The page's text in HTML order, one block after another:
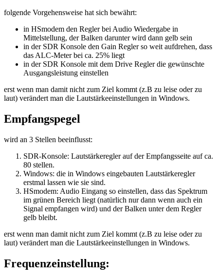
folgende Vorgehensweise hat sich bewährt:
in HSmodem den Regler bei Audio Wiedergabe in
Mittelstellung, der Balken darunter wird dann gelb sein
in der SDR Konsole den Gain Regler so weit aufdrehen, dass
das ALC-Meter bei ca. 25% liegt
in der SDR Konsole mit dem Drive Regler die gewünschte
Ausgangsleistung einstellen
erst wenn man damit nicht zum Ziel kommt (z.B zu leise oder zu
laut) verändert man die Lautstärkeeinstellungen in Windows.
Empfangspegel
wird an 3 Stellen beeinflusst:
SDR-Konsole: Lautstärkeregler auf der Empfangsseite auf ca.
80 stellen.
Windows: die in Windows eingebauten Lautstärkeregler
erstmal lassen wie sie sind.
HSmodem: Audio Eingang so einstellen, dass das Spektrum
im grünen Bereich liegt (natürlich nur dann wenn auch ein
Signal empfangen wird) und der Balken unter dem Regler
gelb bleibt.
erst wenn man damit nicht zum Ziel kommt (z.B zu leise oder zu
laut) verändert man die Lautstärkeeinstellungen in Windows.
Frequenzeinstellung: